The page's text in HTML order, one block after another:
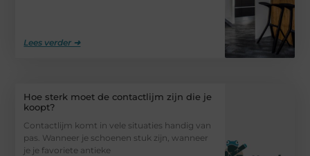
Lees verder ➜
Hoe sterk moet de contactlijm zijn die je
koopt?
Contactlijm komt in vele situaties handig van
pas. Wanneer je schoenen stuk zijn, wanneer
je je favoriete antieke